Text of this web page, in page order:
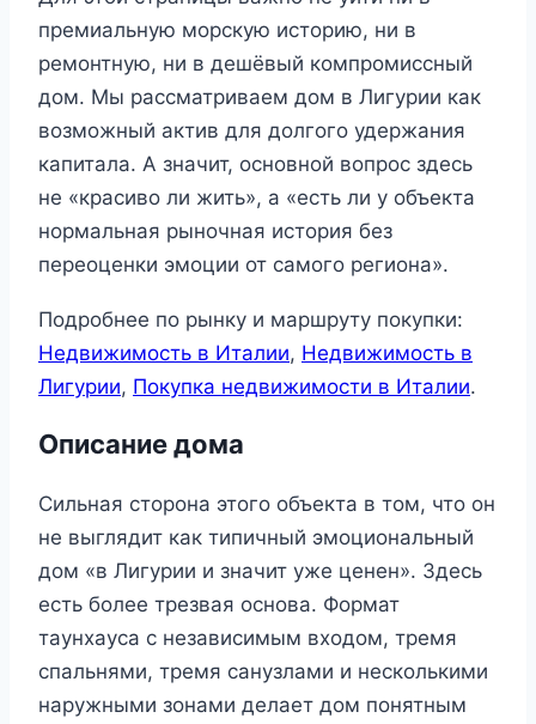
премиальную морскую историю, ни в
ремонтную, ни в дешёвый компромиссный
дом. Мы рассматриваем дом в Лигурии как
возможный актив для долгого удержания
капитала. А значит, основной вопрос здесь
не «красиво ли жить», а «есть ли у объекта
нормальная рыночная история без
переоценки эмоции от самого региона».
Подробнее по рынку и маршруту покупки:
Недвижимость в Италии, Недвижимость в
Лигурии, Покупка недвижимости в Италии.
Описание дома
Сильная сторона этого объекта в том, что он
не выглядит как типичный эмоциональный
дом «в Лигурии и значит уже ценен». Здесь
есть более трезвая основа. Формат
таунхауса с независимым входом, тремя
спальнями, тремя санузлами и несколькими
наружными зонами делает дом понятным